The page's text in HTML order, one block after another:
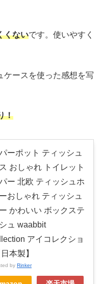
くないです。使いやすく
ケースを使った感想を写
！
ーポット ティッシュ
おしゃれ トイレット
ー 北欧 ティッシュホ
おしゃれ ティッシュ
かわいい ボックステ
ュ waabbit
アイコレクショ
本製】
by Rinker